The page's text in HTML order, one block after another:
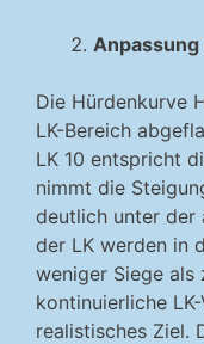
Die Hürdenkurve
LK-Bereich
LK 10 entspricht
nimmt die
deutlich unter der
der LK werden in
weniger Siege
kontinuierliche
realistisches Ziel.